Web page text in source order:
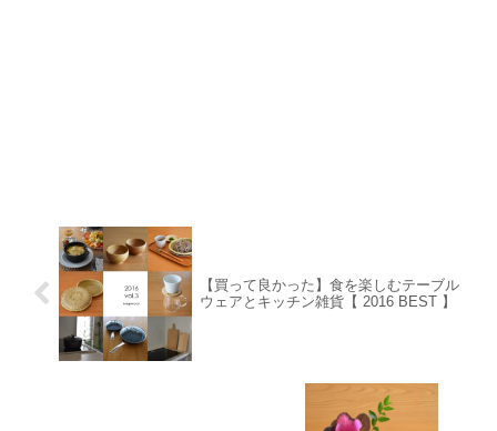
【買って良かった】食を楽しむテーブル
ウェアとキッチン雑貨【 2016 BEST 】